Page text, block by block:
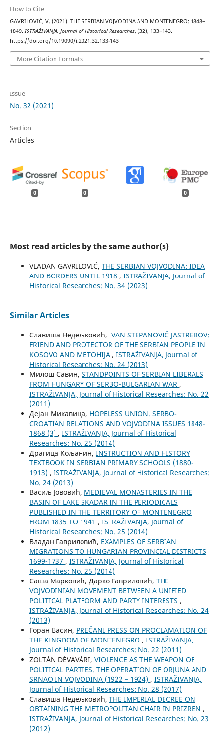
How to Cite
GAVRILOVIĆ, V. (2021). THE SERBIAN VOJVODINA AND MONTENEGRO: 1848–
1849. ISTRAŽIVANJA, Јournal of Historical Researches, (32), 133–143.
https://doi.org/10.19090/i.2021.32.133-143
More Citation Formats
Issue
No. 32 (2021)
Section
Articles
0 0 0
Most read articles by the same author(s)
VLADAN GAVRILOVIĆ, THE SERBIAN VOJVODINA: IDEA
AND BORDERS UNTIL 1918 , ISTRAŽIVANJA, Јournal of
Historical Researches: No. 34 (2023)
Similar Articles
Славиша Недељковић, IVAN STEPANOVIČ JASTREBOV:
FRIEND AND PROTECTOR OF THE SERBIAN PEOPLE IN
KOSOVO AND METOHIJA , ISTRAŽIVANJA, Јournal of
Historical Researches: No. 24 (2013)
Милош Савин, STANDPOINTS OF SERBIAN LIBERALS
FROM HUNGARY OF SERBO-BULGARIAN WAR ,
ISTRAŽIVANJA, Јournal of Historical Researches: No. 22
(2011)
Дејан Микавица, HOPELESS UNION. SERBO-
CROATIAN RELATIONS AND VOJVODINA ISSUES 1848-
1868 (3) , ISTRAŽIVANJA, Јournal of Historical
Researches: No. 25 (2014)
Драгица Кољанин, INSTRUCTION AND HISTORY
TEXTBOOK IN SERBIAN PRIMARY SCHOOLS (1880-
1913) , ISTRAŽIVANJA, Јournal of Historical Researches:
No. 24 (2013)
Васиљ Јововић, MEDIEVAL MONASTERIES IN THE
BASIN OF LAKE SKADAR IN THE PERIODICALS
PUBLISHED IN THE TERRITORY OF MONTENEGRO
FROM 1835 TO 1941 , ISTRAŽIVANJA, Јournal of
Historical Researches: No. 25 (2014)
Владан Гавриловић, EXAMPLES OF SERBIAN
MIGRATIONS TO HUNGARIAN PROVINCIAL DISTRICTS
1699-1737 , ISTRAŽIVANJA, Јournal of Historical
Researches: No. 25 (2014)
Саша Марковић, Дарко Гавриловић, THE
VOJVODINIAN MOVEMENT BETWEEN A UNIFIED
POLITICAL PLATFORM AND PARTY INTERESTS ,
ISTRAŽIVANJA, Јournal of Historical Researches: No. 24
(2013)
Горан Васин, PREČANI PRESS ON PROCLAMATION OF
THE KINGDOM OF MONTENEGRO , ISTRAŽIVANJA,
Јournal of Historical Researches: No. 22 (2011)
ZOLTÁN DÉVAVÁRI, VIOLENCE AS THE WEAPON OF
POLITICAL PARTIES. THE OPERATION OF ORJUNA AND
SRNAO IN VOJVODINA (1922 – 1924) , ISTRAŽIVANJA,
Јournal of Historical Researches: No. 28 (2017)
Славиша Недељковић, THE IMPERIAL DECREE ON
OBTAINING THE METROPOLITAN CHAIR IN PRIZREN ,
ISTRAŽIVANJA, Јournal of Historical Researches: No. 23
(2012)